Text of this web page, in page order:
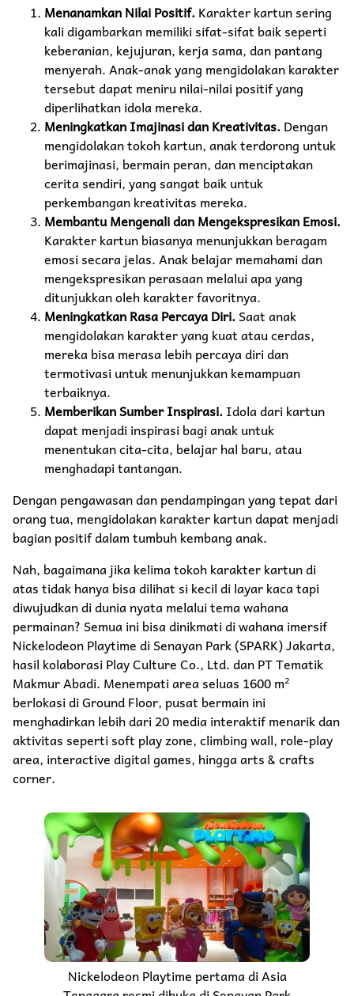
Menanamkan Nilai Positif.Karakter kartun sering
kali digambarkan memiliki sifat-sifat baik seperti
keberanian, kejujuran, kerja sama, dan pantang
menyerah. Anak-anak yang mengidolakan karakter
tersebut dapat meniru nilai-nilai positif yang
diperlihatkan idola mereka.
Meningkatkan Imajinasi dan Kreativitas.Dengan
mengidolakan tokoh kartun, anak terdorong untuk
berimajinasi, bermain peran, dan menciptakan
cerita sendiri, yang sangat baik untuk
perkembangan kreativitas mereka.
Membantu Mengenali dan Mengekspresikan Emosi.
Karakter kartun biasanya menunjukkan beragam
emosi secara jelas. Anak belajar memahami dan
mengekspresikan perasaan melalui apa yang
ditunjukkan oleh karakter favoritnya.
Meningkatkan Rasa Percaya Diri.Saat anak
mengidolakan karakter yang kuat atau cerdas,
mereka bisa merasa lebih percaya diri dan
termotivasi untuk menunjukkan kemampuan
terbaiknya.
Memberikan Sumber Inspirasi.Idola dari kartun
dapat menjadi inspirasi bagi anak untuk
menentukan cita-cita, belajar hal baru, atau
menghadapi tantangan.
Dengan pengawasan dan pendampingan yang tepat dari
orang tua, mengidolakan karakter kartun dapat menjadi
bagian positif dalam tumbuh kembang anak.
Nah, bagaimana jika kelima tokoh karakter kartun di
atas tidak hanya bisa dilihat si kecil di layar kaca tapi
diwujudkan di dunia nyata melalui tema wahana
permainan? Semua ini bisa dinikmati di wahana imersif
Nickelodeon Playtime di Senayan Park (SPARK) Jakarta,
hasil kolaborasi Play Culture Co., Ltd. dan PT Tematik
Makmur Abadi. Menempati area seluas 1600 m²
berlokasi di Ground Floor, pusat bermain ini
menghadirkan lebih dari 20 media interaktif menarik dan
aktivitas seperti soft play zone, climbing wall, role-play
area, interactive digital games, hingga arts & crafts
corner.
Nickelodeon Playtime pertama di Asia